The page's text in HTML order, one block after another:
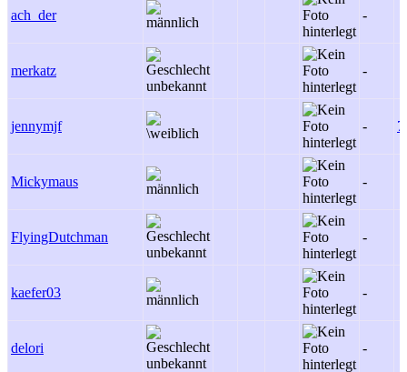
ach_der -
merkatz -
jennymjf - 7
Mickymaus -
FlyingDutchman -
kaefer03 -
delori -